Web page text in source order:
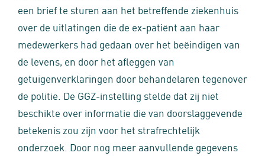
een brief te sturen aan het betreffende ziekenhuis
over de uitlatingen die de ex-patiënt aan haar
medewerkers had gedaan over het beëindigen van
de levens, en door het afleggen van
getuigenverklaringen door behandelaren tegenover
de politie. De GGZ-instelling stelde dat zij niet
beschikte over informatie die van doorslaggevende
betekenis zou zijn voor het strafrechtelijk
onderzoek. Door nog meer aanvullende gegevens